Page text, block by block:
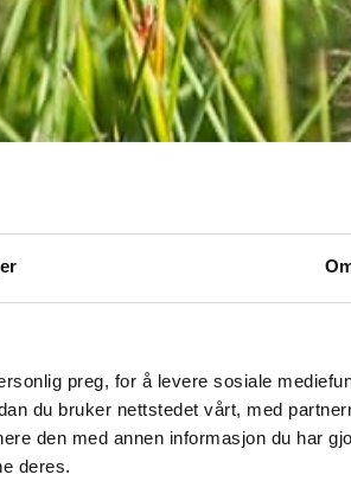
preg, for å levere sosiale
du bruker nettstedet vårt, med
den med annen informasjon du har
deres.